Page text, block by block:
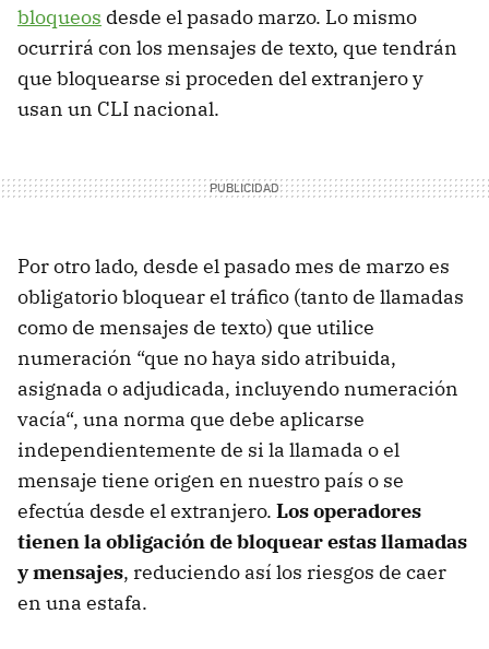
bloqueos desde el pasado marzo. Lo mismo
ocurrirá con los mensajes de texto, que tendrán
que bloquearse si proceden del extranjero y
usan un CLI nacional.
Por otro lado, desde el pasado mes de marzo es
obligatorio bloquear el tráfico (tanto de llamadas
como de mensajes de texto) que utilice
numeración “que no haya sido atribuida,
asignada o adjudicada, incluyendo numeración
vacía“, una norma que debe aplicarse
independientemente de si la llamada o el
mensaje tiene origen en nuestro país o se
efectúa desde el extranjero. Los operadores
tienen la obligación de bloquear estas llamadas
y mensajes, reduciendo así los riesgos de caer
en una estafa.